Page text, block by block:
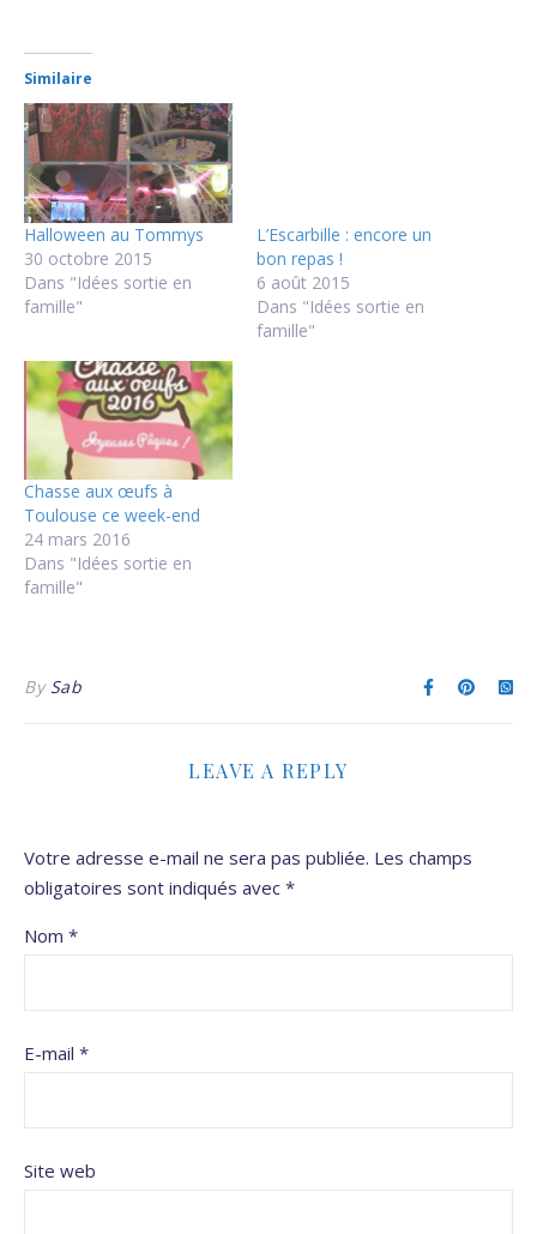
Similaire
Halloween au Tommys
30 octobre 2015
Dans "Idées sortie en
famille"
L’Escarbille : encore un
bon repas !
6 août 2015
Dans "Idées sortie en
famille"
Chasse aux œufs à
Toulouse ce week-end
24 mars 2016
Dans "Idées sortie en
famille"
By Sab
LEAVE A REPLY
Votre adresse e-mail ne sera pas publiée. Les champs
obligatoires sont indiqués avec *
Nom *
E-mail *
Site web